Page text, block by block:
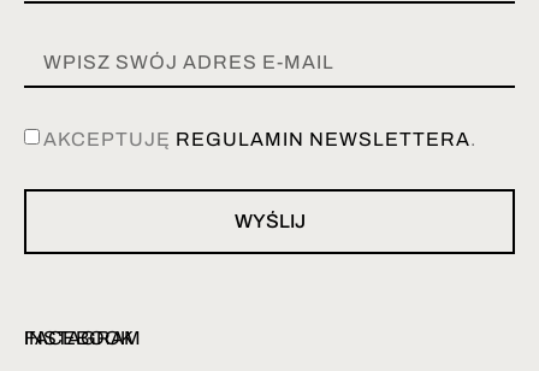
AKCEPTUJĘ REGULAMIN NEWSLETTERA.
WYŚLIJ
INSTAGRAM
FACEBOOK